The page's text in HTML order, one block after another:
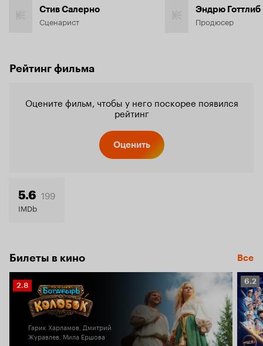
Стив Салерно
Сценарист
Эндрю Готтлиб
Продюсер
Рейтинг фильма
Оцените фильм, чтобы у него поскорее появился
рейтинг
Оценить
5.6 199
IMDb
Билеты в кино Все
Рейтинг
Кинопоиска
2.8
Гарик Харламов, Дмитрий
Журавлев, Мила Ершова
6.2
6.2